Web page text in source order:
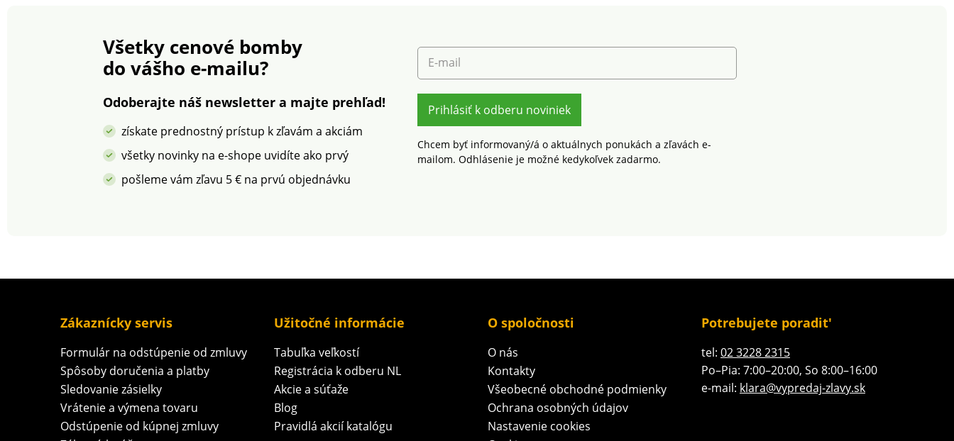
džersej 50% bavlna, 50%
viskóza.
Všetky cenové bomby
do vášho e-mailu?
Odoberajte náš newsletter a majte prehľad!
získate prednostný prístup k zľavám a akciám
všetky novinky na e-shope uvidíte ako prvý
pošleme vám zľavu 5 € na prvú objednávku
E-mail
Prihlásiť k odberu noviniek
Chcem byť informovaný/á o aktuálnych ponukách a zľavách e-
mailom. Odhlásenie je možné kedykoľvek zadarmo.
Zákaznícky servis
Formulár na odstúpenie od zmluvy
Spôsoby doručenia a platby
Sledovanie zásielky
Vrátenie a výmena tovaru
Odstúpenie od kúpnej zmluvy
Užitočné informácie
Tabuľka veľkostí
Registrácia k odberu NL
Akcie a súťaže
Blog
Pravidlá akcií katalógu
O spoločnosti
O nás
Kontakty
Všeobecné obchodné podmienky
Ochrana osobných údajov
Nastavenie cookies
Potrebujete poradit'
tel: 02 3228 2315
Po–Pia: 7:00–20:00, So 8:00–16:00
e-mail: klara@vypredaj-zlavy.sk